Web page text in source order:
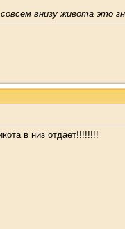
внизу живота это
в низ отдает!!!!!!!!